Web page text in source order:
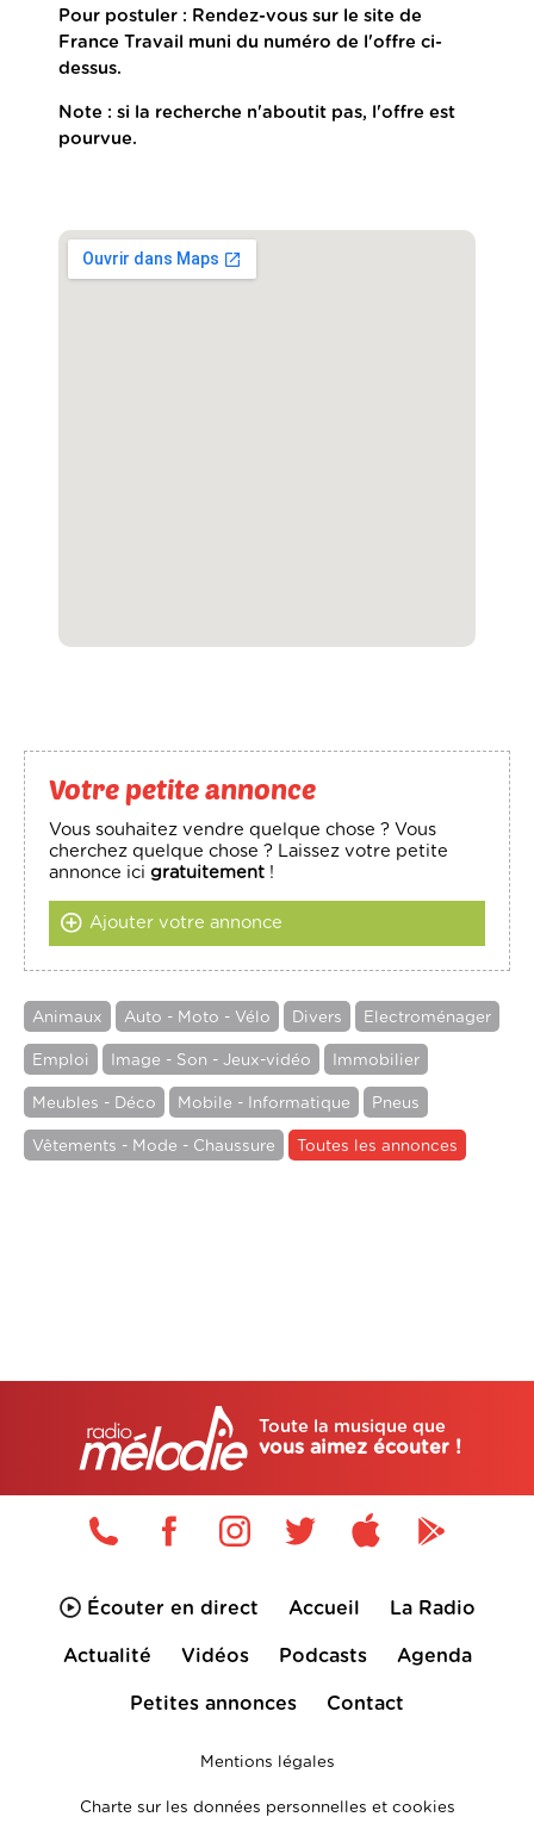
Pour postuler : Rendez-vous sur le site de
France Travail muni du numéro de l'offre ci-
dessus.
Note : si la recherche n'aboutit pas, l'offre est
pourvue.
Votre petite annonce
Vous souhaitez vendre quelque chose ? Vous
cherchez quelque chose ? Laissez votre petite
annonce icigratuitement !
Ajouter votre annonce
Animaux Auto - Moto - Vélo Divers Electroménager
Emploi Image - Son - Jeux-vidéo Immobilier
Meubles - Déco Mobile - Informatique Pneus
Vêtements - Mode - Chaussure Toutes les annonces
Toute la musique que
vous aimez écouter !
Écouter en direct Accueil La Radio
Actualité Vidéos Podcasts Agenda
Petites annonces Contact
Mentions légales
Charte sur les données personnelles et cookies